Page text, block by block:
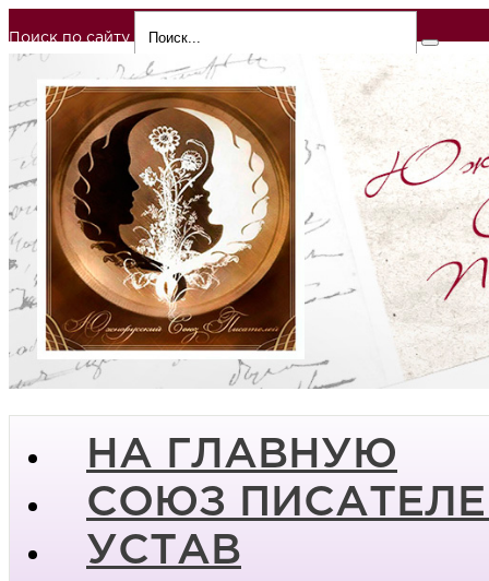
Поиск по сайту
НА ГЛАВНУЮ
СОЮЗ
УСТАВ